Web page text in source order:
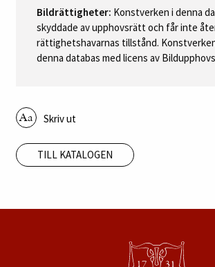
Bildrättigheter: Konstverken i denna
skyddade av upphovsrätt och får inte
rättighetshavarnas tillstånd.
denna databas med licens av
Skriv ut
TILL KATALOGEN